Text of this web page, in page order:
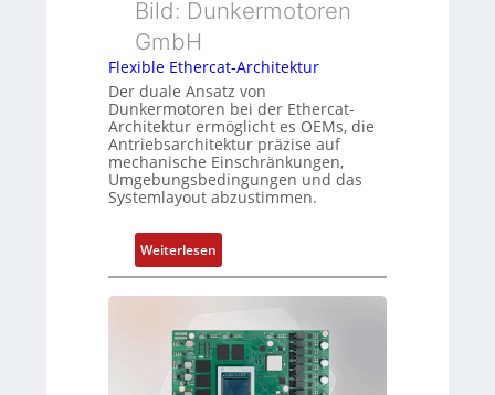
u
u
u
n
d
Z
u
s
n
ü
b
e
t
s
o
r
g
t
f
r
e
r
L
e
Bild: Dunkermotoren
GmbH
Flexible Ethercat-Architektur
Der duale Ansatz von
Dunkermotoren bei der Ethercat-
Architektur ermöglicht es OEMs, die
Antriebsarchitektur präzise auf
mechanische Einschränkungen,
Umgebungsbedingungen und das
Systemlayout abzustimmen.
Weiterlesen
F
l
x
i